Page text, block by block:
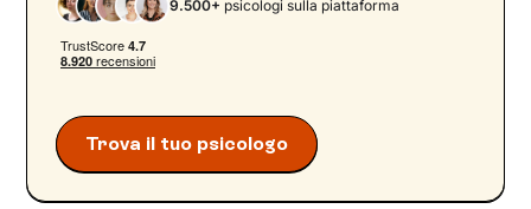
Disturbi psicologici e sessualità femminile
Disturbi dell’umore e sessualità femminile
I blocchi psicologici sessuali femminili: cause e
possibili soluzioni
Trova il tuo psicologo
9.500+ psicologi sulla piattaforma